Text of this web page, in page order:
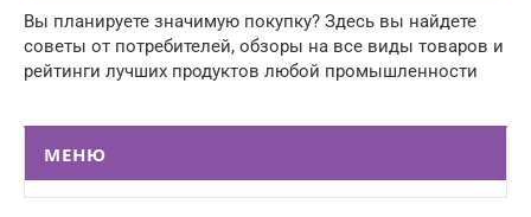
Вы планируете значимую покупку? Здесь вы найдете
советы от потребителей, обзоры на все виды товаров и
рейтинги лучших продуктов любой промышленности
МЕНЮ